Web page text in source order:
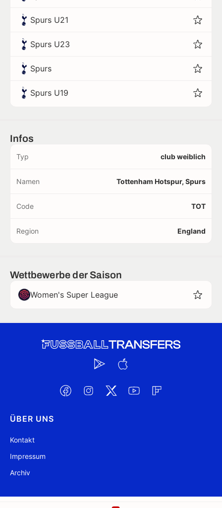
Spurs U21
Spurs U23
Spurs
Spurs U19
Infos
Typ club weiblich
Namen Tottenham Hotspur, Spurs
Code TOT
Region England
Wettbewerbe der Saison
Women's Super League
ÜBER UNS
Kontakt
Impressum
Archiv